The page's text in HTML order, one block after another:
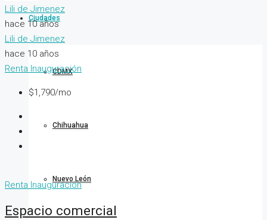
Ciudades
CDMX
Chihuahua
Nuevo León
Lili de Jimenez
hace 10 años
Lili de Jimenez
hace 10 años
Renta Inauguración
$1,790/mo
Renta Inauguración
Espacio comercial